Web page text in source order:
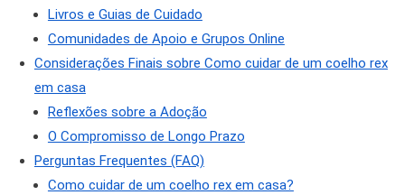
Livros e Guias de Cuidado
Comunidades de Apoio e Grupos Online
Considerações Finais sobre Como cuidar de um coelho rex
em casa
Reflexões sobre a Adoção
O Compromisso de Longo Prazo
Perguntas Frequentes (FAQ)
Como cuidar de um coelho rex em casa?